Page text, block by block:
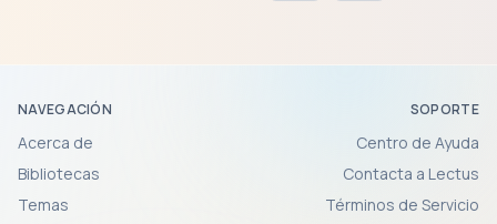
NAVEGACIÓN
Acerca de
Bibliotecas
Temas
SOPORTE
Centro de Ayuda
Contacta a Lectus
Términos de Servicio